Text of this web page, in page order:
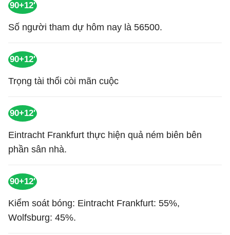
90+12'
Số người tham dự hôm nay là 56500.
90+12'
Trọng tài thổi còi mãn cuộc
90+12'
Eintracht Frankfurt thực hiện quả ném biên bên
phần sân nhà.
90+12'
Kiểm soát bóng: Eintracht Frankfurt: 55%,
Wolfsburg: 45%.